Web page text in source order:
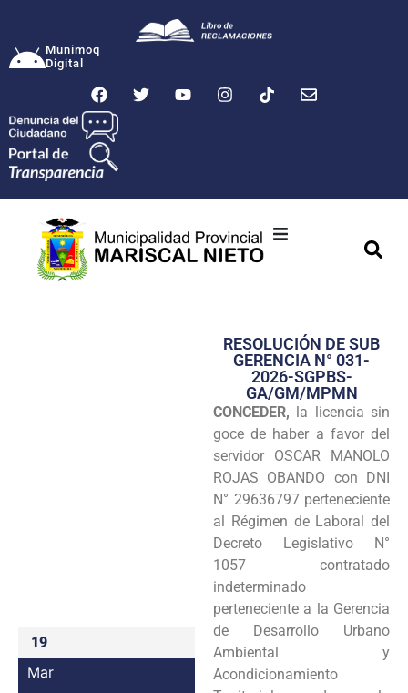
Munimoq
Digital
Transparencia
Seguridad
Programas
Intranet
19
Mar
RESOLUCIÓN DE SUB
GERENCIA N° 031-
2026-SGPBS-
GA/GM/MPMN
CONCEDER, la licencia sin
goce de haber a favor del
servidor OSCAR MANOLO
ROJAS OBANDO con DNI
N° 29636797 perteneciente
al Régimen de Laboral del
Decreto Legislativo N°
1057 contratado
indeterminado
perteneciente a la Gerencia
de Desarrollo Urbano
Ambiental y
Acondicionamiento